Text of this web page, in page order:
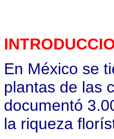
En México se
plantas de las
documentó
la riqueza